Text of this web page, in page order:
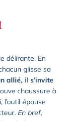
délirante. En
glisse sa
allié, il s’invite
chaussure à
épouse
En bref,